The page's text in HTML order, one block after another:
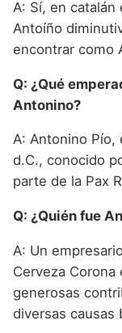
A: Sí, en
Antoíño
encontrar como
Q: ¿Qué
Antonino?
A: Antonino Pío,
d.C., conocido
parte de la Pax
Q: ¿Quién fue
A: Un
Cerveza
generosas
diversas causas